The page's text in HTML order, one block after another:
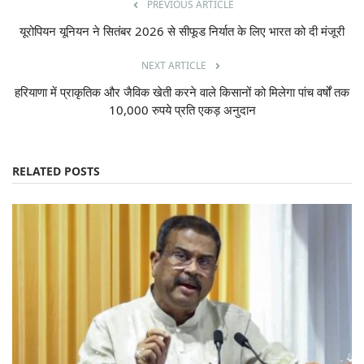
PREVIOUS ARTICLE
यूरोपियन यूनियन ने सितंबर 2026 से सीफूड निर्यात के लिए भारत को दी मंजूरी
NEXT ARTICLE
हरियाणा में प्राकृतिक और जैविक खेती करने वाले किसानों को मिलेगा पांच वर्षों तक
10,000 रुपये प्रति एकड़ अनुदान
RELATED POSTS